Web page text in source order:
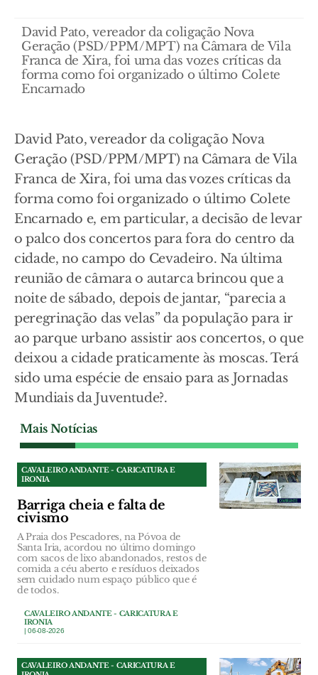
David Pato, vereador da coligação Nova
Geração (PSD/PPM/MPT) na Câmara de Vila
Franca de Xira, foi uma das vozes críticas da
forma como foi organizado o último Colete
Encarnado
David Pato, vereador da coligação Nova
Geração (PSD/PPM/MPT) na Câmara de Vila
Franca de Xira, foi uma das vozes críticas da
forma como foi organizado o último Colete
Encarnado e, em particular, a decisão de levar
o palco dos concertos para fora do centro da
cidade, no campo do Cevadeiro. Na última
reunião de câmara o autarca brincou que a
noite de sábado, depois de jantar, “parecia a
peregrinação das velas” da população para ir
ao parque urbano assistir aos concertos, o que
deixou a cidade praticamente às moscas. Terá
sido uma espécie de ensaio para as Jornadas
Mundiais da Juventude?.
Mais Notícias
CAVALEIRO ANDANTE - CARICATURA E
IRONIA
Barriga cheia e falta de
civismo
A Praia dos Pescadores, na Póvoa de
Santa Iria, acordou no último domingo
com sacos de lixo abandonados, restos de
comida a céu aberto e resíduos deixados
sem cuidado num espaço público que é
de todos.
CAVALEIRO ANDANTE - CARICATURA E
IRONIA
| 06-08-2026
CAVALEIRO ANDANTE - CARICATURA E